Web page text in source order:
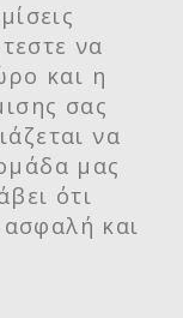
να
και η
σας
να
μας
ότι
ασφαλή και